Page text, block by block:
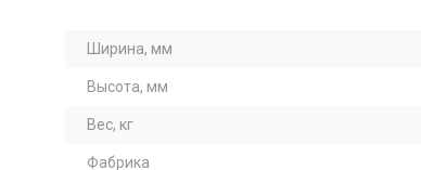
Ширина, мм
Высота, мм
Вес, кг
Фабрика